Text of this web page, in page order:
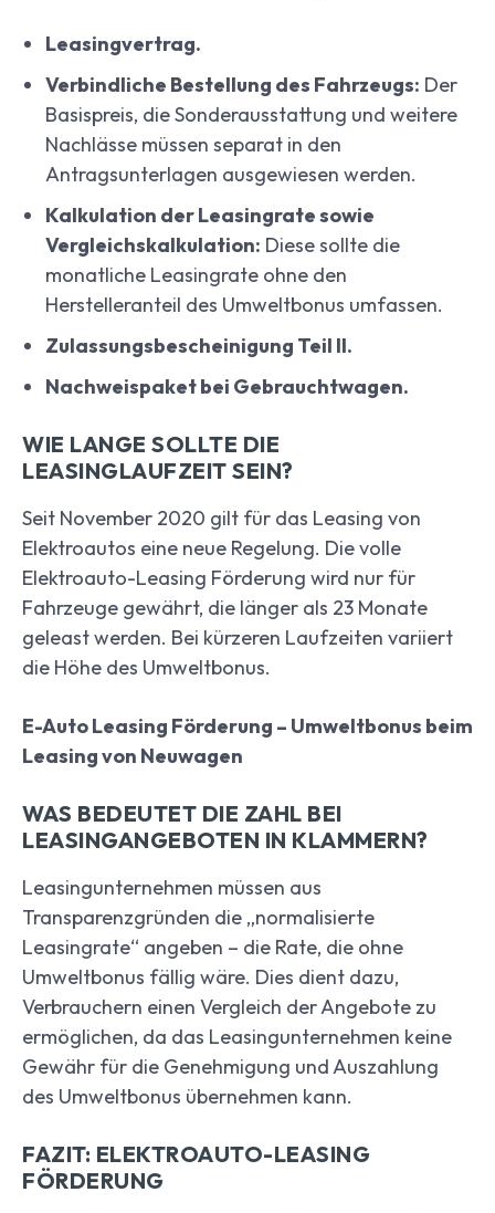
Leasingvertrag.
Verbindliche Bestellung des Fahrzeugs: Der
Basispreis, die Sonderausstattung und weitere
Nachlässe müssen separat in den
Antragsunterlagen ausgewiesen werden.
Kalkulation der Leasingrate sowie
Vergleichskalkulation: Diese sollte die
monatliche Leasingrate ohne den
Herstelleranteil des Umweltbonus umfassen.
Zulassungsbescheinigung Teil II.
Nachweispaket bei Gebrauchtwagen.
WIE LANGE SOLLTE DIE
LEASINGLAUFZEIT SEIN?
Seit November 2020 gilt für das Leasing von
Elektroautos eine neue Regelung. Die volle
Elektroauto-Leasing Förderung wird nur für
Fahrzeuge gewährt, die länger als 23 Monate
geleast werden. Bei kürzeren Laufzeiten variiert
die Höhe des Umweltbonus.
E-Auto Leasing Förderung – Umweltbonus beim
Leasing von Neuwagen
WAS BEDEUTET DIE ZAHL BEI
LEASINGANGEBOTEN IN KLAMMERN?
Leasingunternehmen müssen aus
Transparenzgründen die „normalisierte
Leasingrate“ angeben – die Rate, die ohne
Umweltbonus fällig wäre. Dies dient dazu,
Verbrauchern einen Vergleich der Angebote zu
ermöglichen, da das Leasingunternehmen keine
Gewähr für die Genehmigung und Auszahlung
des Umweltbonus übernehmen kann.
FAZIT: ELEKTROAUTO-LEASING
FÖRDERUNG